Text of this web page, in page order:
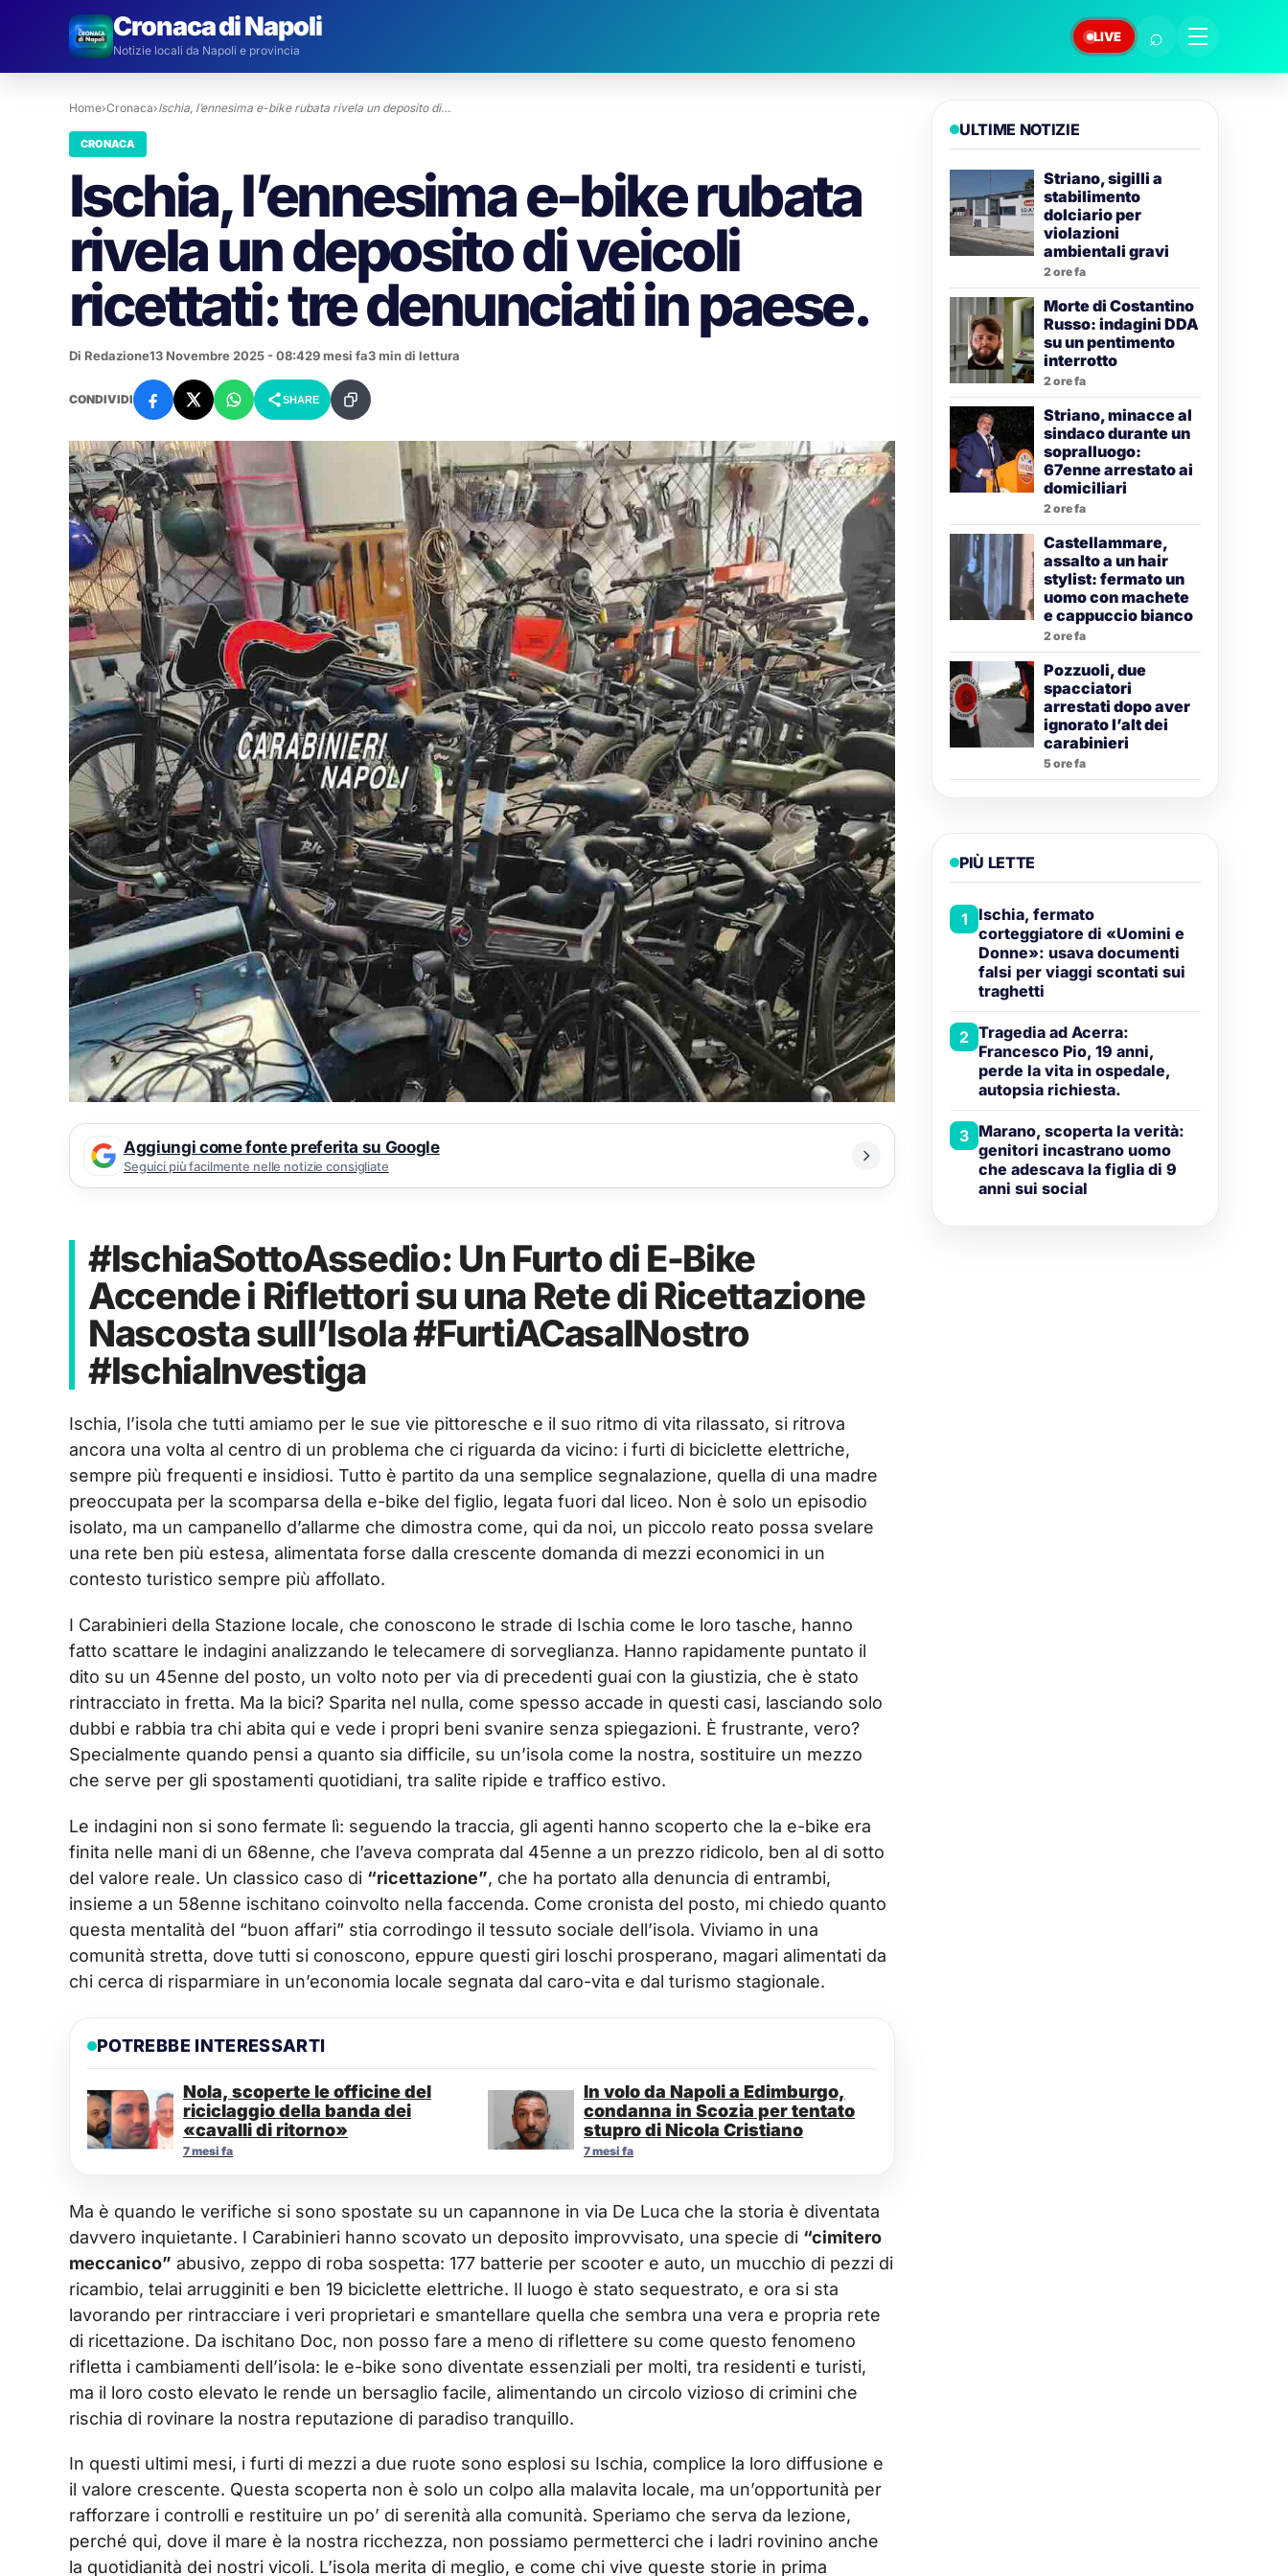
Cronaca di Napoli
Notizie locali da Napoli e provincia
LIVE ⌕
Home›Cronaca›Ischia, l’ennesima e-bike rubata rivela un deposito di…
CRONACA
Ischia, l’ennesima e-bike rubata
rivela un deposito di veicoli
ricettati: tre denunciati in paese.
Di Redazione13 Novembre 2025 - 08:429 mesi fa3 min di lettura
CONDIVIDI SHARE
Aggiungi come fonte preferita su Google
Seguici più facilmente nelle notizie consigliate
#IschiaSottoAssedio: Un Furto di E-Bike
Accende i Riflettori su una Rete di Ricettazione
Nascosta sull’Isola #FurtiACasalNostro
#IschiaInvestiga
Ischia, l’isola che tutti amiamo per le sue vie pittoresche e il suo ritmo di vita rilassato, si ritrova
ancora una volta al centro di un problema che ci riguarda da vicino: i furti di biciclette elettriche,
sempre più frequenti e insidiosi. Tutto è partito da una semplice segnalazione, quella di una madre
preoccupata per la scomparsa della e-bike del figlio, legata fuori dal liceo. Non è solo un episodio
isolato, ma un campanello d’allarme che dimostra come, qui da noi, un piccolo reato possa svelare
una rete ben più estesa, alimentata forse dalla crescente domanda di mezzi economici in un
contesto turistico sempre più affollato.
I Carabinieri della Stazione locale, che conoscono le strade di Ischia come le loro tasche, hanno
fatto scattare le indagini analizzando le telecamere di sorveglianza. Hanno rapidamente puntato il
dito su un 45enne del posto, un volto noto per via di precedenti guai con la giustizia, che è stato
rintracciato in fretta. Ma la bici? Sparita nel nulla, come spesso accade in questi casi, lasciando solo
dubbi e rabbia tra chi abita qui e vede i propri beni svanire senza spiegazioni. È frustrante, vero?
Specialmente quando pensi a quanto sia difficile, su un’isola come la nostra, sostituire un mezzo
che serve per gli spostamenti quotidiani, tra salite ripide e traffico estivo.
Le indagini non si sono fermate lì: seguendo la traccia, gli agenti hanno scoperto che la e-bike era
finita nelle mani di un 68enne, che l’aveva comprata dal 45enne a un prezzo ridicolo, ben al di sotto
del valore reale. Un classico caso di “ricettazione”, che ha portato alla denuncia di entrambi,
insieme a un 58enne ischitano coinvolto nella faccenda. Come cronista del posto, mi chiedo quanto
questa mentalità del “buon affari” stia corrodingo il tessuto sociale dell’isola. Viviamo in una
comunità stretta, dove tutti si conoscono, eppure questi giri loschi prosperano, magari alimentati da
chi cerca di risparmiare in un’economia locale segnata dal caro-vita e dal turismo stagionale.
POTREBBE INTERESSARTI
Nola, scoperte le officine del
riciclaggio della banda dei
«cavalli di ritorno»
7 mesi fa
In volo da Napoli a Edimburgo,
condanna in Scozia per tentato
stupro di Nicola Cristiano
7 mesi fa
Ma è quando le verifiche si sono spostate su un capannone in via De Luca che la storia è diventata
davvero inquietante. I Carabinieri hanno scovato un deposito improvvisato, una specie di “cimitero
meccanico” abusivo, zeppo di roba sospetta: 177 batterie per scooter e auto, un mucchio di pezzi di
ricambio, telai arrugginiti e ben 19 biciclette elettriche. Il luogo è stato sequestrato, e ora si sta
lavorando per rintracciare i veri proprietari e smantellare quella che sembra una vera e propria rete
di ricettazione. Da ischitano Doc, non posso fare a meno di riflettere su come questo fenomeno
rifletta i cambiamenti dell’isola: le e-bike sono diventate essenziali per molti, tra residenti e turisti,
ma il loro costo elevato le rende un bersaglio facile, alimentando un circolo vizioso di crimini che
rischia di rovinare la nostra reputazione di paradiso tranquillo.
In questi ultimi mesi, i furti di mezzi a due ruote sono esplosi su Ischia, complice la loro diffusione e
il valore crescente. Questa scoperta non è solo un colpo alla malavita locale, ma un’opportunità per
rafforzare i controlli e restituire un po’ di serenità alla comunità. Speriamo che serva da lezione,
perché qui, dove il mare è la nostra ricchezza, non possiamo permetterci che i ladri rovinino anche
la quotidianità dei nostri vicoli. L’isola merita di meglio, e come chi vive queste storie in prima
ULTIME NOTIZIE
Striano, sigilli a
stabilimento
dolciario per
violazioni
ambientali gravi
2 ore fa
Morte di Costantino
Russo: indagini DDA
su un pentimento
interrotto
2 ore fa
Striano, minacce al
sindaco durante un
sopralluogo:
67enne arrestato ai
domiciliari
2 ore fa
Castellammare,
assalto a un hair
stylist: fermato un
uomo con machete
e cappuccio bianco
2 ore fa
Pozzuoli, due
spacciatori
arrestati dopo aver
ignorato l’alt dei
carabinieri
5 ore fa
PIÙ LETTE
1
Ischia, fermato
corteggiatore di «Uomini e
Donne»: usava documenti
falsi per viaggi scontati sui
traghetti
2 Tragedia ad Acerra:
Francesco Pio, 19 anni,
perde la vita in ospedale,
autopsia richiesta.
3 Marano, scoperta la verità:
genitori incastrano uomo
che adescava la figlia di 9
anni sui social